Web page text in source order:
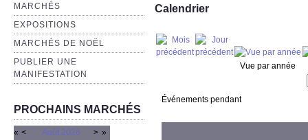
MARCHÉS
EXPOSITIONS
MARCHÉS DE NOËL
PUBLIER UNE
MANIFESTATION
PROCHAINS MARCHÉS
« < Août 2026 > »
Calendrier
Vue par année
Événements pendant